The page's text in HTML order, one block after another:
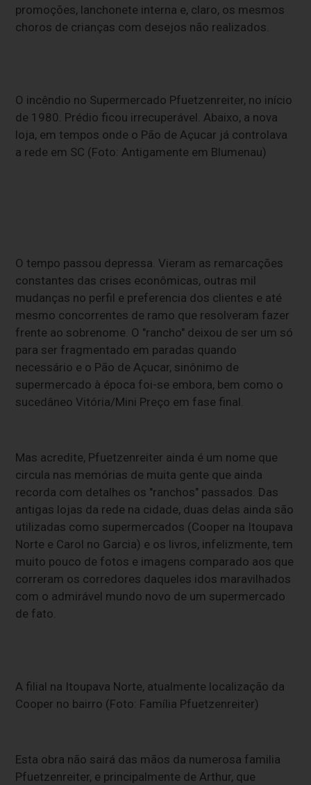
promoções, lanchonete interna e, claro, os mesmos
choros de crianças com desejos não realizados.
O incêndio no Supermercado Pfuetzenreiter, no início
de 1980. Prédio ficou irrecuperável. Abaixo, a nova
loja, em tempos onde o Pão de Açucar já controlava
a rede em SC (Foto: Antigamente em Blumenau)
O tempo passou depressa. Vieram as remarcações
constantes das crises econômicas, outras mil
mudanças no perfil e preferencia dos clientes e até
mesmo concorrentes de ramo que resolveram fazer
frente ao sobrenome. O "rancho" deixou de ser um só
para ser fragmentado em paradas quando
necessário e o Pão de Açucar, sinônimo de
supermercado à época foi-se embora, bem como o
sucedâneo Vitória/Mini Preço em fase final.
Mas acredite, Pfuetzenreiter ainda é um nome que
circula nas memórias de muita gente que ainda
recorda com detalhes os "ranchos" passados. Das
antigas lojas da rede na cidade, duas delas ainda são
utilizadas como supermercados (Cooper na Itoupava
Norte e Carol no Garcia) e os livros, infelizmente, tem
muito pouco de fotos e imagens comparado aos que
correram os corredores daqueles idos maravilhados
com o admirável mundo novo de um supermercado
de fato.
A filial na Itoupava Norte, atualmente localização da
Cooper no bairro (Foto: Família Pfuetzenreiter)
Esta obra não sairá das mãos da numerosa familia
Pfuetzenreiter, e principalmente de Arthur, que